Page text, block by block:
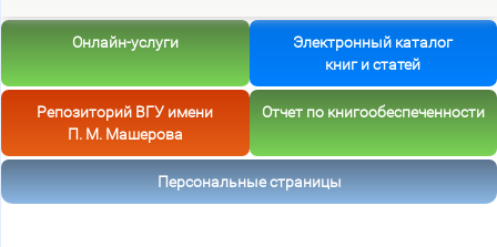
Онлайн-услуги
Электронный каталог
книг и статей
Репозиторий ВГУ имени
П. М. Машерова
Отчет по книгообеспеченности
Персональные страницы